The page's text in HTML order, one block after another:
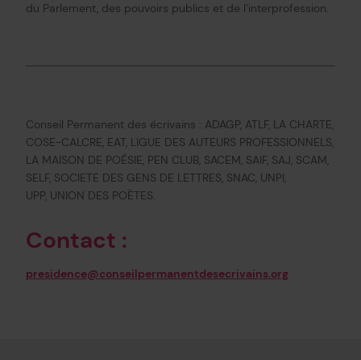
du Parlement, des pouvoirs publics et de l’interprofession.
Conseil Permanent des écrivains : ADAGP, ATLF, LA CHARTE,
COSE-CALCRE, EAT, LIGUE DES AUTEURS PROFESSIONNELS,
LA MAISON DE POÉSIE, PEN CLUB, SACEM, SAIF, SAJ, SCAM,
SELF, SOCIETE DES GENS DE LETTRES, SNAC, UNPI,
UPP, UNION DES POÈTES.
Contact :
presidence@conseilpermanentdesecrivains.org